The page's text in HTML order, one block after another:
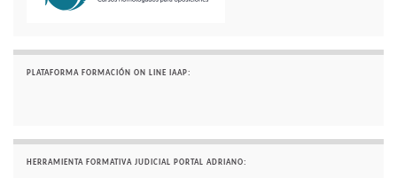
PLATAFORMA FORMACIÓN ON LINE IAAP:
HERRAMIENTA FORMATIVA JUDICIAL PORTAL ADRIANO: